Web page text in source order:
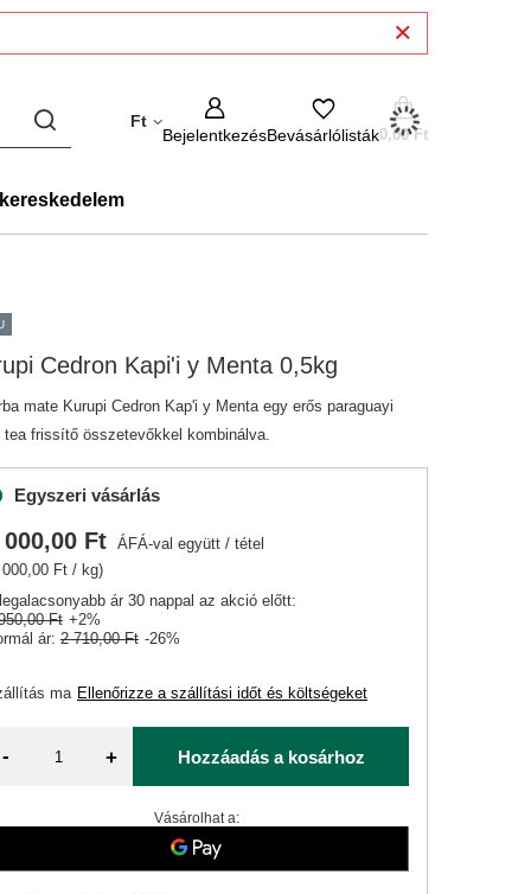
Ft
BejelentkezésBevásárlólisták0,00 Ft
Cedron Kapi'i y Menta 0,5kg
mate Kurupi Cedron Kap'i y Menta egy erős paraguayi
tea frissítő összetevőkkel kombinálva.
Egyszeri vásárlás
ma Ellenőrizze a szállítási időt és költségeket
000,00 Ft ÁFÁ-val együtt /tétel
Ft / kg)
ár 30 nappal az akció előtt:
Ft +2%
ár:2 710,00 Ft -26%
- + Hozzáadás a kosárhoz
Vásárolhat a: